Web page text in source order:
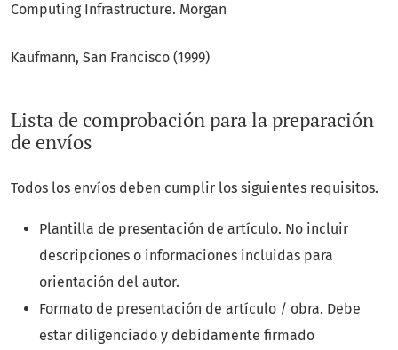
Computing Infrastructure. Morgan
Kaufmann, San Francisco (1999)
Lista de comprobación para la preparación
de envíos
Todos los envíos deben cumplir los siguientes requisitos.
Plantilla de presentación de artículo. No incluir
descripciones o informaciones incluidas para
orientación del autor.
Formato de presentación de artículo / obra. Debe
estar diligenciado y debidamente firmado